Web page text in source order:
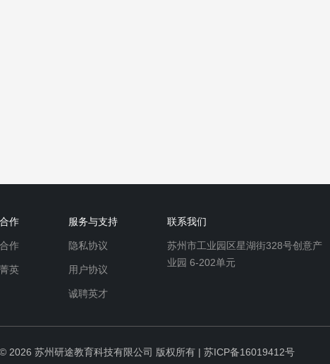
作
作
英
服务与支持
隐私协议
用户协议
诚聘英才
联系我们
苏州市工业园区星湖街328号创意产
业园 6-202单元
© 2026 苏州研途教育科技有限公司 版权所有 | 苏ICP备16019412号